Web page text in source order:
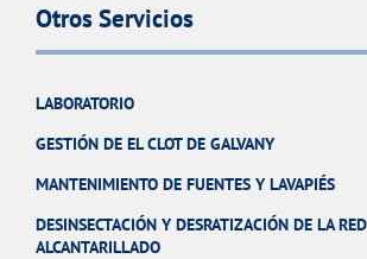
Otros Servicios
LABORATORIO
GESTIÓN DE EL CLOT DE GALVANY
MANTENIMIENTO DE FUENTES Y LAVAPIÉS
DESINSECTACIÓN Y DESRATIZACIÓN DE LA
ALCANTARILLADO